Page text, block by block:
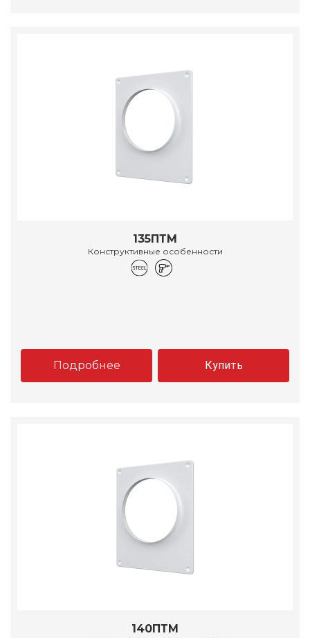
135ПТМ
Конструктивные особенности
Подробнее Купить
140ПТМ